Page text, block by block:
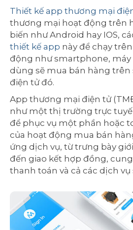
Thiết kế app thương mại
thương mại hoạt động trên
biến như Android hay IOS,
thiết kế app này để chạy
động như smartphone,
dùng sẽ mua bán hàng trên
điện tử đó.
App thương mại điện tử
như một thị trường trực
để phục vụ một phần hoặc
của hoạt động mua bán
ứng dịch vụ, từ trưng bày
đến giao kết hợp đồng,
thanh toán và cả các dịch vụ